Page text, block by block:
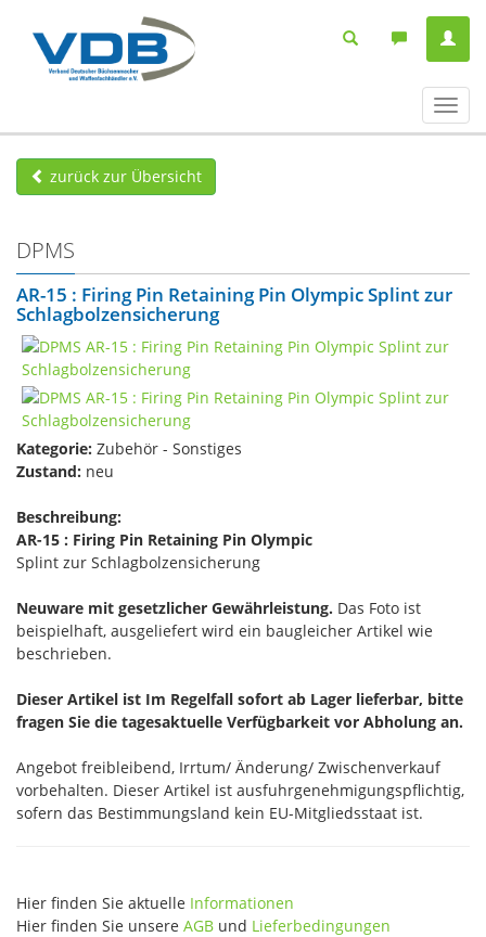
ein-/
zurück zur Übersicht
DPMS
AR-15 : Firing Pin Retaining Pin Olympic Splint zur
Schlagbolzensicherung
Kategorie: Zubehör - Sonstiges
Zustand: neu
Beschreibung:
AR-15 : Firing Pin Retaining Pin Olympic
Splint zur Schlagbolzensicherung
Neuware mit gesetzlicher Gewährleistung. Das Foto ist
beispielhaft, ausgeliefert wird ein baugleicher Artikel wie
beschrieben.
Dieser Artikel ist Im Regelfall sofort ab Lager lieferbar, bitte
fragen Sie die tagesaktuelle Verfügbarkeit vor Abholung an.
Angebot freibleibend, Irrtum/ Änderung/ Zwischenverkauf
vorbehalten. Dieser Artikel ist ausfuhrgenehmigungspflichtig,
sofern das Bestimmungsland kein EU-Mitgliedsstaat ist.
Hier finden Sie aktuelle Informationen
Hier finden Sie unsere AGB und Lieferbedingungen